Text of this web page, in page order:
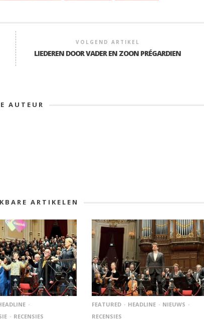
VOLGEND ARTIKEL
LIEDEREN DOOR VADER EN ZOON PRÉGARDIEN
AUTEUR
ARTIKELEN
RECENSIES
FEATURED HEADLINE
NIEUWS
RECENSIES